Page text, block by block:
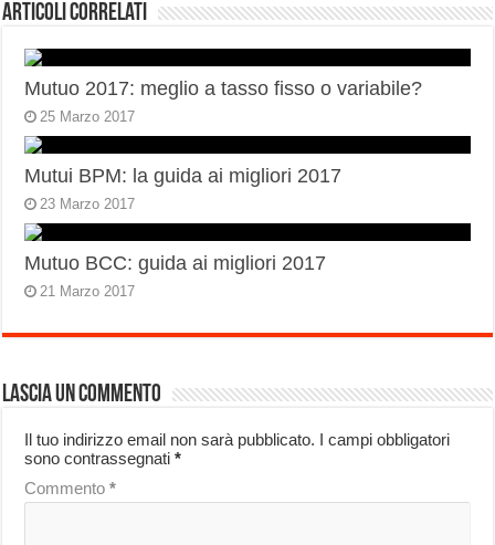
Articoli correlati
Mutuo 2017: meglio a tasso fisso o variabile?
25 Marzo 2017
Mutui BPM: la guida ai migliori 2017
23 Marzo 2017
Mutuo BCC: guida ai migliori 2017
21 Marzo 2017
Lascia un commento
Il tuo indirizzo email non sarà pubblicato. I campi obbligatori
sono contrassegnati*
Commento*